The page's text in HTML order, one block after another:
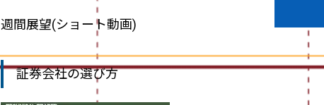
週間展望(ショート動画)
証券会社の選び方